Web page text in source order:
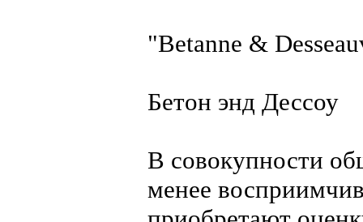
"Betanne &
Бетон энд Дессоу
В совокупности
менее